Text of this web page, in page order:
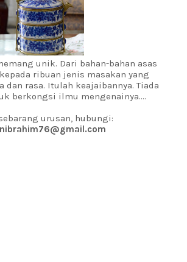
unik. Dari bahan-bahan asas
ribuan jenis masakan yang
dan rasa. Itulah keajaibannya. Tiada
berkongsi ilmu mengenainya....
urusan, hubungi: